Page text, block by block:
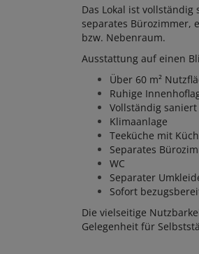
Das Lokal ist
separates Bürozimmer,
bzw. Nebenraum.
Ausstattung auf einen
Über 60 m²
Ruhige
Vollständig saniert
Klimaanlage
Teeküche mit
Separates
WC
Separater
Sofort
Die vielseitige
Gelegenheit für